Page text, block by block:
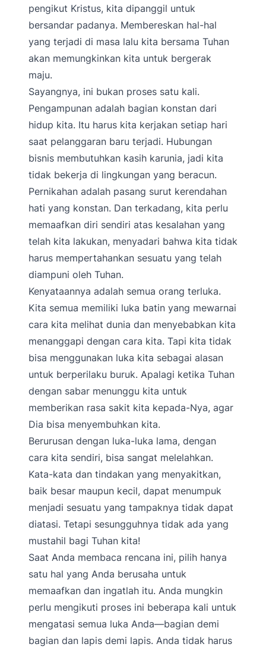
pengikut Kristus, kita dipanggil untuk
bersandar padanya. Membereskan hal-hal
yang terjadi di masa lalu kita bersama Tuhan
akan memungkinkan kita untuk bergerak
maju.
Sayangnya, ini bukan proses satu kali.
Pengampunan adalah bagian konstan dari
hidup kita. Itu harus kita kerjakan setiap hari
saat pelanggaran baru terjadi. Hubungan
bisnis membutuhkan kasih karunia, jadi kita
tidak bekerja di lingkungan yang beracun.
Pernikahan adalah pasang surut kerendahan
hati yang konstan. Dan terkadang, kita perlu
memaafkan diri sendiri atas kesalahan yang
telah kita lakukan, menyadari bahwa kita tidak
harus mempertahankan sesuatu yang telah
diampuni oleh Tuhan.
Kenyataannya adalah semua orang terluka.
Kita semua memiliki luka batin yang mewarnai
cara kita melihat dunia dan menyebabkan kita
menanggapi dengan cara kita. Tapi kita tidak
bisa menggunakan luka kita sebagai alasan
untuk berperilaku buruk. Apalagi ketika Tuhan
dengan sabar menunggu kita untuk
memberikan rasa sakit kita kepada-Nya, agar
Dia bisa menyembuhkan kita.
Berurusan dengan luka-luka lama, dengan
cara kita sendiri, bisa sangat melelahkan.
Kata-kata dan tindakan yang menyakitkan,
baik besar maupun kecil, dapat menumpuk
menjadi sesuatu yang tampaknya tidak dapat
diatasi. Tetapi sesungguhnya tidak ada yang
mustahil bagi Tuhan kita!
Saat Anda membaca rencana ini, pilih hanya
satu hal yang Anda berusaha untuk
memaafkan dan ingatlah itu. Anda mungkin
perlu mengikuti proses ini beberapa kali untuk
mengatasi semua luka Anda—bagian demi
bagian dan lapis demi lapis. Anda tidak harus